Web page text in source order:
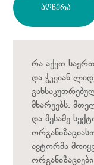
Აღწერა
რა აქვთ
და ჭკვიან
მხარეებს.
და მესამე
ავტორმა